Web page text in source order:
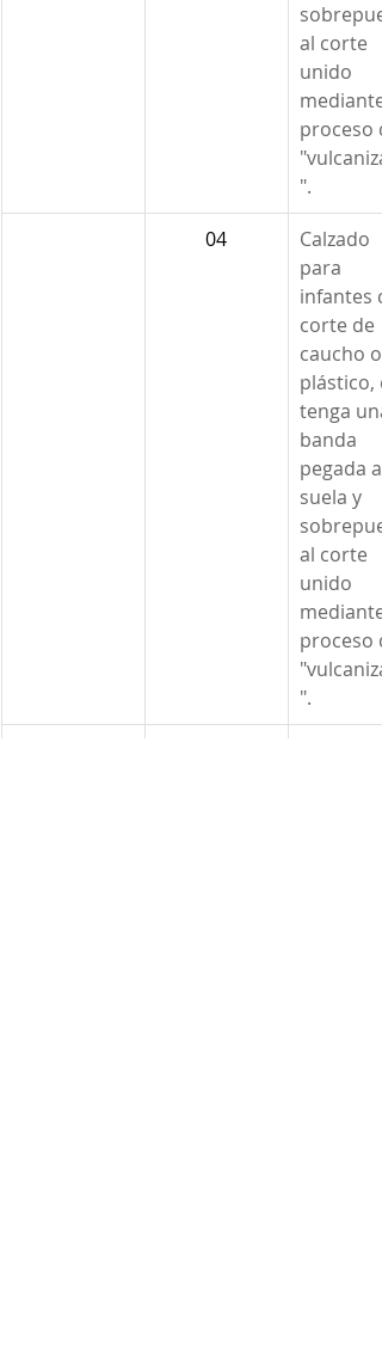
al corte
unido
proceso
".
04
Calzado
para
infantes
corte de
caucho o
plástico,
tenga una
banda
pegada a
suela y
al corte
unido
proceso
".